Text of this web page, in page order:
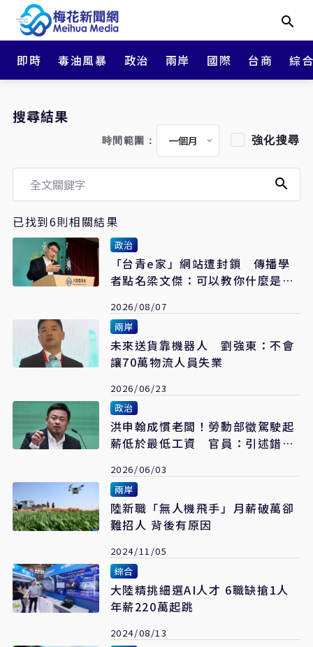
即時 毒油風暴 政治 兩岸 國際 台商 綜
搜尋結果
時間範圍： 強化搜尋
已找到6則相關結果
政治
「台青e家」網站遭封鎖 傳播學
者點名梁文傑：可以教你什麼是民
2026/08/07
兩岸
未來送貨靠機器人 劉強東：不會
讓70萬物流人員失業
2026/06/23
政治
洪申翰成慣老闆！勞動部徵駕駛起
薪低於最低工資 官員：引述錯誤
2026/06/03
兩岸
陸新職「無人機飛手」月薪破萬卻
難招人 背後有原因
2024/11/05
綜合
大陸精挑細選AI人才 6職缺搶1人
年薪220萬起跳
2024/08/13